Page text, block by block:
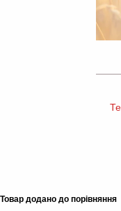
Товар додано до порівняння